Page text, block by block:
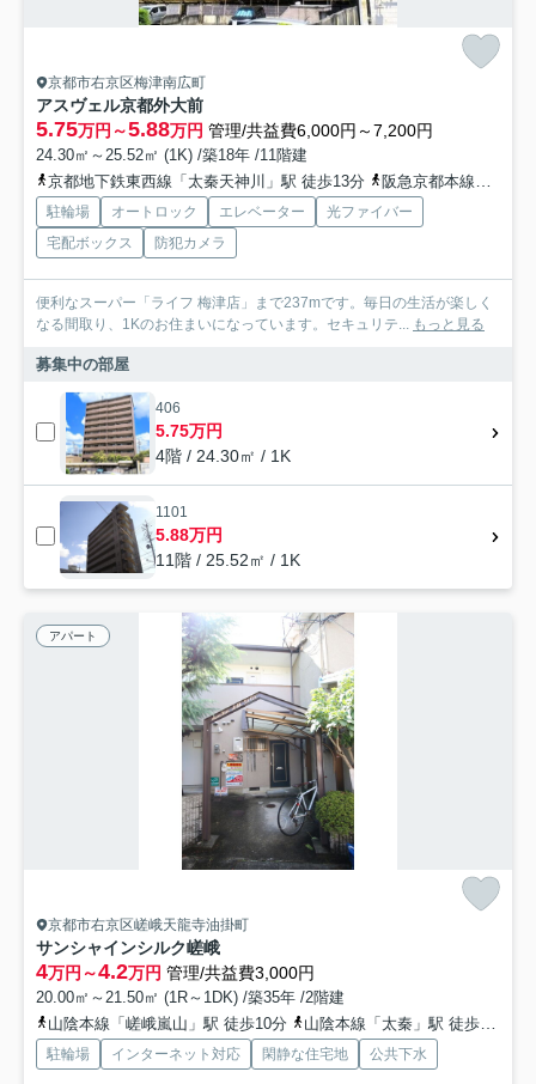
京都市右京区梅津南広町
アスヴェル京都外大前
5.75万円～5.88万円 管理/共益費6,000円～7,200円
24.30㎡～25.52㎡ (1K) /築18年 /11階建
京都地下鉄東西線「太秦天神川」駅 徒歩13分
阪急京都本線「西院」駅 徒歩18分
駐輪場 オートロック エレベーター
光ファイバー
宅配ボックス
防犯カメラ
便利なスーパー「ライフ 梅津店」まで237mです。毎日の生活が楽しく
なる間取り、1Kのお住まいになっています。セキュリテ...
もっと見る
募集中の部屋
406
5.75万円
4階 / 24.30㎡ / 1K
1101
5.88万円
11階 / 25.52㎡ / 1K
アパート
京都市右京区嵯峨天龍寺油掛町
サンシャインシルク嵯峨
4万円～4.2万円 管理/共益費3,000円
20.00㎡～21.50㎡ (1R～1DK) /築35年 /2階建
山陰本線「嵯峨嵐山」駅 徒歩10分
山陰本線「太秦」駅 徒歩15分
駐輪場 インターネット対応 閑静な住宅地 公共下水